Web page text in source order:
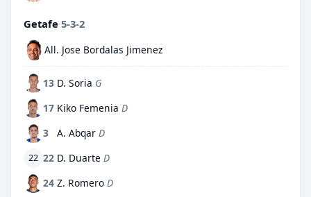
Getafe 5-3-2
All. Jose Bordalas Jimenez
13 D. Soria G
17 Kiko Femenia D
3
A. Abqar D
22 22 D. Duarte D
24 Z. Romero D